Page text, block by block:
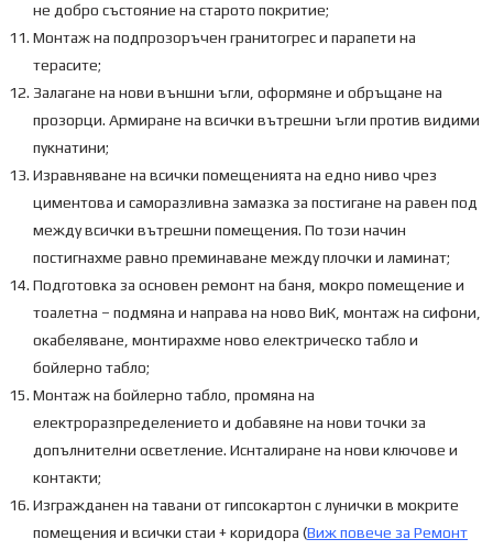
не добро състояние на старото покритие;
Монтаж на подпрозоръчен гранитогрес и парапети на
терасите;
Залагане на нови външни ъгли, оформяне и обръщане на
прозорци. Армиране на всички вътрешни ъгли против видими
пукнатини;
Изравняване на всички помещенията на едно ниво чрез
циментова и саморазливна замазка за постигане на равен под
между всички вътрешни помещения. По този начин
постигнахме равно преминаване между плочки и ламинат;
Подготовка за основен ремонт на баня, мокро помещение и
тоалетна – подмяна и направа на ново ВиК, монтаж на сифони,
окабеляване, монтирахме ново електрическо табло и
бойлерно табло;
Монтаж на бойлерно табло, промяна на
електроразпределението и добавяне на нови точки за
допълнителни осветление. Иснталиране на нови ключове и
контакти;
Изгражданен на тавани от гипсокартон с лунички в мокрите
помещения и всички стаи + коридора (Виж повече за Ремонт